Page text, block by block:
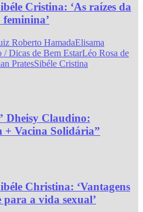
Cristina: ‘As raízes da
feminina’
Roberto HamadaElisama
/ Dicas de Bem EstarLéo Rosa de
PratesSibéle Cristina
Dheisy Claudino:
+ Vacina Solidária”
Christina: ‘Vantagens
para a vida sexual’